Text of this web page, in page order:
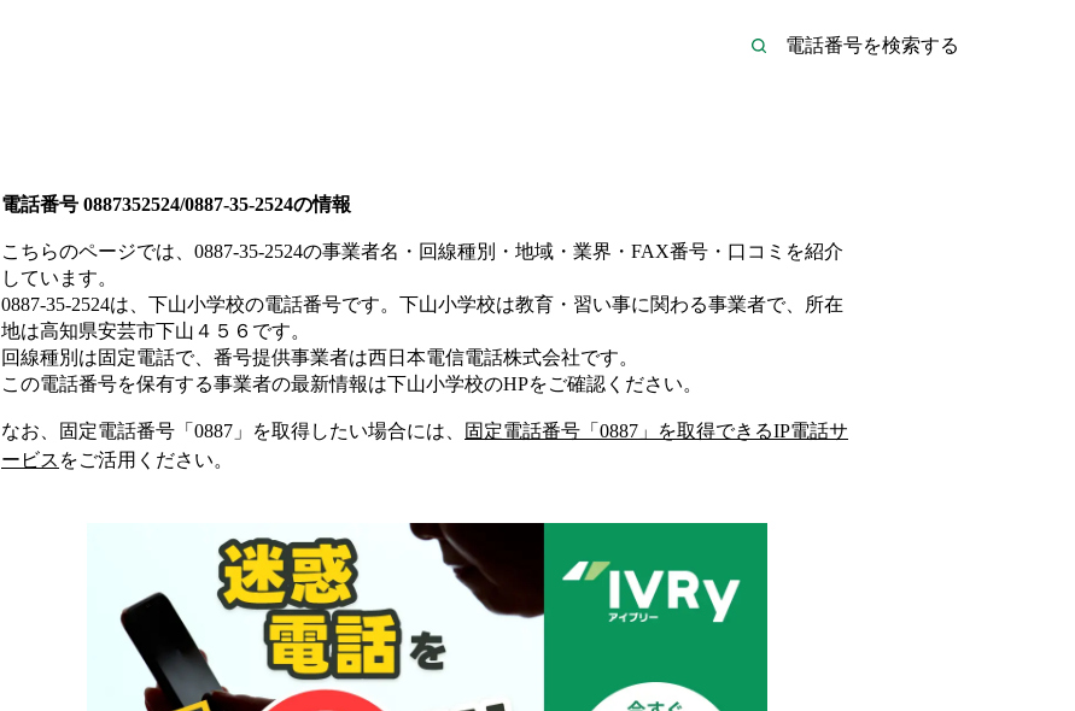
電話番号 0887352524/0887-35-2524の情報
こちらのページでは、 0887-35-2524の事業者名・回線種別・地域・業界・FAX番号・口コミを紹介
しています。
0887-35-2524は、 下山小学校の電話番号です。 下山小学校は教育・習い事に関わる事業者で、所在
地は高知県安芸市下山４５６ です。
回線種別は固定電話で、番号提供事業者は西日本電信電話株式会社です。
この電話番号を保有する事業者の最新情報は下山小学校のHPをご確認ください。
なお、固定電話番号「 0887 」を取得したい場合には、 固定電話番号「 0887 」を取得できるIP電話サ
ービス をご活用ください。